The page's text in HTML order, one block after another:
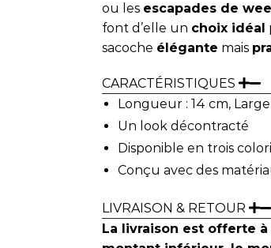
ou les escapades de
font d’elle un choix idéal
sacoche élégante mais
CARACTÉRISTIQUES
Longueur : 14 cm,
Un look décontracté
Disponible en trois
Conçu avec des
LIVRAISON & RETOUR
La livraison est offerte à